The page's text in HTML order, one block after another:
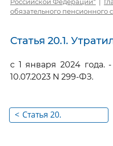
обязательного пенсионного
Статья 20.1.
с 1 января 2024 года.
10.07.2023 N 299-ФЗ.
< Статья 20.